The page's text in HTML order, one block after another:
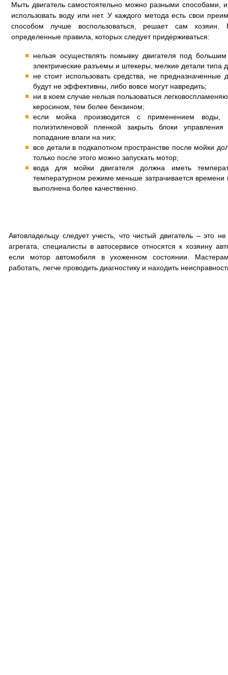
Мыть двигатель самостоятельно можно разными способами,
использовать воду или нет. У каждого метода есть свои
способом лучше воспользоваться, решает сам
определенные правила, которых следует придерживаться:
нельзя осуществлять помывку двигателя под
электрические разъемы и штекеры, мелкие детали типа
не стоит использовать средства, не
будут не эффективны, либо вовсе могут навредить;
ни в коем случае нельзя пользоваться
керосином, тем более бензином;
если мойка производится с применением воды,
полиэтиленовой пленкой закрыть блоки
попадание влаги на них;
все детали в подкапотном пространстве после мойки
только после этого можно запускать мотор;
вода для мойки двигателя должна иметь
температурном режиме меньше затрачивается времени
выполнена более качественно.
Автовладельцу следует учесть, что чистый двигатель – это
агрегата, специалисты в автосервисе относятся к хозяину
если мотор автомобиля в ухоженном состоянии.
работать, легче проводить диагностику и находить